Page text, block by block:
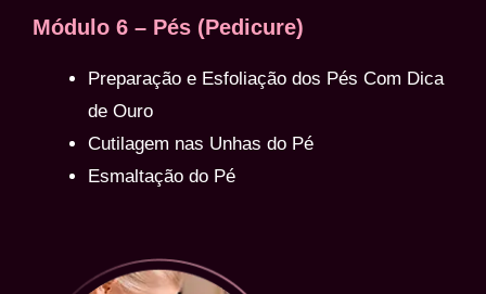
Módulo 6 – Pés (Pedicure)
Preparação e Esfoliação dos Pés Com Dica
de Ouro
Cutilagem nas Unhas do Pé
Esmaltação do Pé